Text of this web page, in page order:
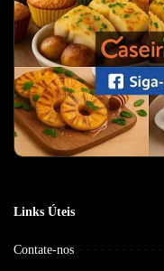
Links Úteis
Contate-nos